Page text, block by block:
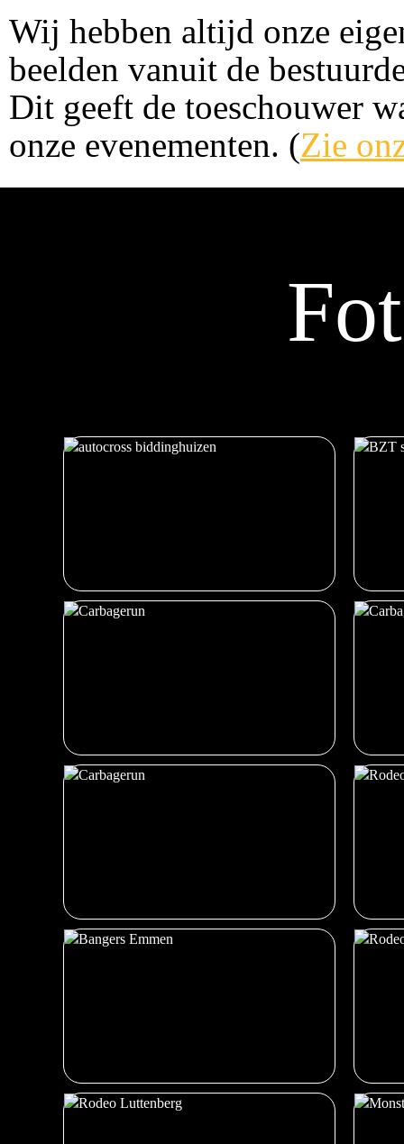
Wij hebben altijd onze
beelden vanuit de
Dit geeft de toeschouwer
onze evenementen. (Zie